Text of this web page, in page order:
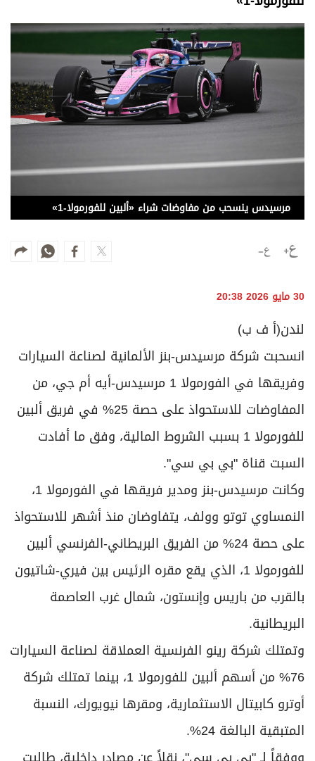
الترفيه
التعليم والمعرفة
الذكاء الاصطناعي
بودكاست
قصة صورة
كاريكتير
مواقيت الصلاة
الأحوال الجوية
مرسيدس ينسحب من مفاوضات شراء «ألبين للفورمولا-1»
30 مايو 2026 20:38
لندن(أ ف ب)
انسحبت شركة مرسيدس-بنز الألمانية لصناعة السيارات
وفريقها في الفورمولا 1 مرسيدس-أيه أم جي، من
المفاوضات للاستحواذ على حصة 25% في فريق ألبين
للفورمولا 1 بسبب الشروط المالية، وفق ما أفادت
السبت قناة "بي بي سي".
وكانت مرسيدس-بنز ومدير فريقها في الفورمولا 1،
النمساوي توتو وولف، يتفاوضان منذ أشهر للاستحواذ
على حصة 24% من الفريق البريطاني-الفرنسي ألبين
للفورمولا 1، الذي يقع مقره الرئيس بين فيري-شاتيون
بالقرب من باريس وإنستون، شمال غرب العاصمة
البريطانية.
وتمتلك شركة رينو الفرنسية العملاقة لصناعة السيارات
76% من أسهم ألبين للفورمولا 1، بينما تمتلك شركة
أوترو كابيتال الاستثمارية، ومقرها نيويورك، النسبة
المتبقية البالغة 24%.